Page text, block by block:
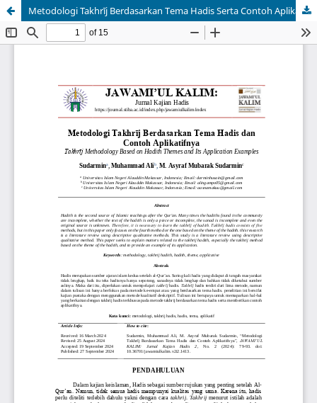
Metodologi Takhrīj Berdasarkan Tema Hadis Serta Contoh Aplikatifnya